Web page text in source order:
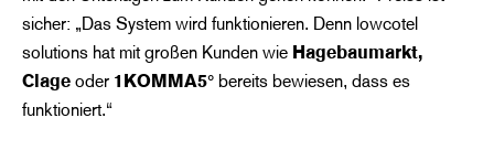
sicher: „Das System wird funktionieren. Denn lowcotel
solutions hat mit großen Kunden wie Hagebaumarkt,
Clage oder 1KOMMA5° bereits bewiesen, dass es
funktioniert.“